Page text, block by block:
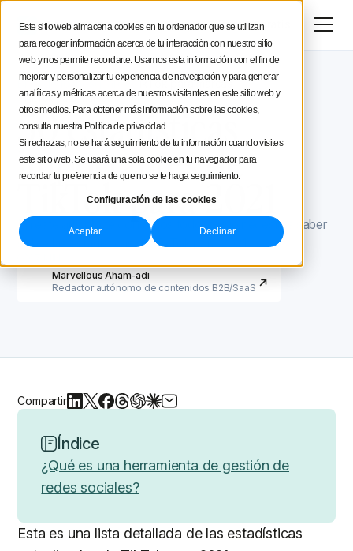
Este sitio web almacena cookies en tu ordenador que se utilizan
para recoger información acerca de tu interacción con nuestro sitio
web y nos permite recordarte. Usamos esta información con el fin de
mejorar y personalizar tu experiencia de navegación y para generar
analíticas y métricas acerca de nuestros visitantes en este sitio web y
otros medios. Para obtener más información sobre las cookies,
consulta nuestra Política de privacidad.
Si rechazas, no se hará seguimiento de tu información cuando visites
este sitio web. Se usará una sola cookie en tu navegador para
recordar tu preferencia de que no se te haga seguimiento.
Configuración de las cookies
Aceptar Declinar
Prueba gratis
Menú
Estratégia social media
Consejos de creación
Blog de Iconosquare TikTok para marcas
TikTok para marcas January 5, 2021
50 estadísticas
importantes de
TikTok para 2021
En este artículo te contamos todo lo que necesitas saber
sobre las estadísticas de TikTok para 2021.
Marvellous Aham-adi
Redactor autónomo de contenidos B2B/SaaS
Compartir
Índice
¿Qué es una herramienta de gestión de
redes sociales?
Esta es una lista detallada de las estadísticas